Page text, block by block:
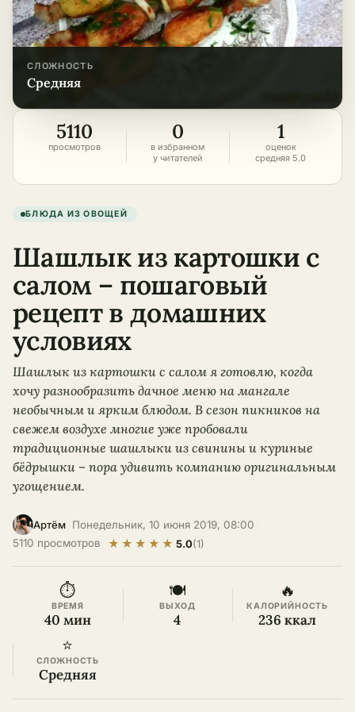
СЛОЖНОСТЬ
средняя
5110
просмотров
0
в избранном
у читателей
1
оценок
средняя 5.0
БЛЮДА ИЗ ОВОЩЕЙ
Шашлык из картошки с
салом – пошаговый
рецепт в домашних
условиях
Шашлык из картошки с салом я готовлю, когда
хочу разнообразить дачное меню на мангале
необычным и ярким блюдом. В сезон пикников на
свежем воздухе многие уже пробовали
традиционные шашлыки из свинины и куриные
бёдрышки – пора удивить компанию оригинальным
угощением.
Артём Понедельник, 10 июня 2019, 08:00
5110 просмотров
★ ★ ★ ★ ★ 5.0(1)
⏱
ВРЕМЯ
40 мин
🍽
ВЫХОД
4
🔥
КАЛОРИЙНОСТЬ
236 ккал
⭐
СЛОЖНОСТЬ
Средняя